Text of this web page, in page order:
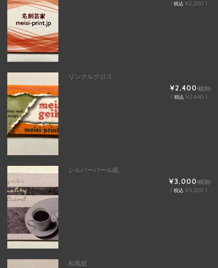
( 税込 ¥2,200 )
リンクルクロス
¥2,400(税別)
( 税込 ¥2,640 )
シルバーパール紙
¥3,000(税別)
( 税込 ¥3,300 )
和風紙